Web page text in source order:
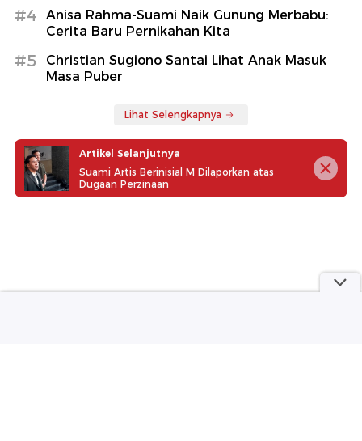
#4
Anisa Rahma-Suami Naik Gunung Merbabu:
Cerita Baru Pernikahan Kita
#5
Christian Sugiono Santai Lihat Anak Masuk
Masa Puber
Lihat Selengkapnya
Artikel Selanjutnya
Suami Artis Berinisial M Dilaporkan atas
Dugaan Perzinaan